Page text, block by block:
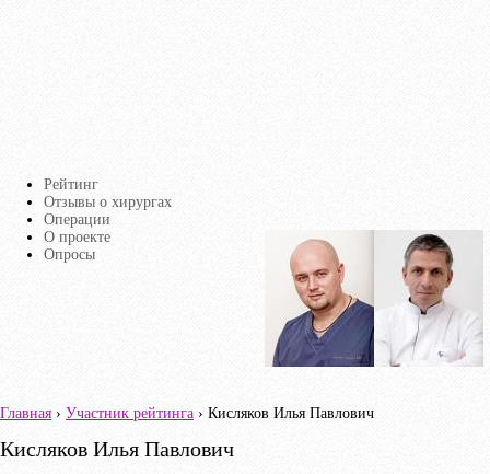
Главное меню
Рейтинг
Отзывы о хирургах
Операции
О проекте
Опросы
Страницы
Главная › Участник рейтинга › Кисляков Илья Павлович
Кисляков Илья Павлович